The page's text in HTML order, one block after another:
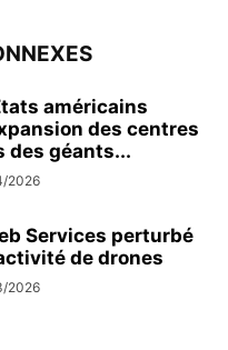
américains
des centres
des géants...
2026
Services perturbé
de drones
2026